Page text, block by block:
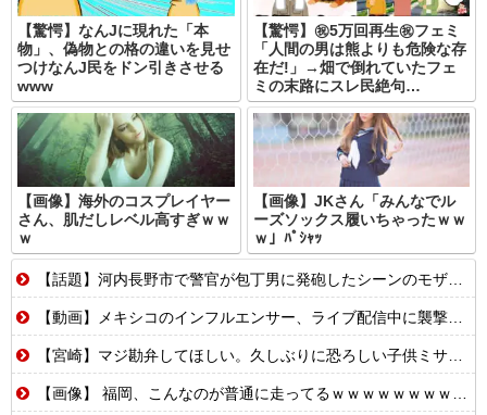
【驚愕】なんJに現れた「本
物」、偽物との格の違いを見せ
つけなんJ民をドン引きさせる
www
【驚愕】㊗️5万回再生㊗️フェミ
「人間の男は熊よりも危険な存
在だ!」→畑で倒れていたフェ
ミの末路にスレ民絶句…
【画像】海外のコスプレイヤー
さん、肌だしレベル高すぎｗｗ
ｗ
【画像】JKさん「みんなでル
ーズソックス履いちゃったｗｗ
ｗ」ﾊﾟｼｬｯ
【話題】河内長野市で警官が包丁男に発砲したシーンのモザ無し映像が公開される。
【動画】メキシコのインフルエンサー、ライブ配信中に襲撃されて死亡。
【宮崎】マジ勘弁してほしい。久しぶりに恐ろしい子供ミサイルを見た。
【画像】 福岡、こんなのが普通に走ってるｗｗｗｗｗｗｗｗｗｗｗｗｗｗｗｗｗｗｗｗｗｗｗｗｗｗｗｗｗｗｗｗｗｗｗｗｗｗｗｗ